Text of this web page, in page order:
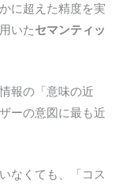
に超えた精度を実
いたセマンティッ
報の「意味の近
ーの意図に最も近
なくても、「コス